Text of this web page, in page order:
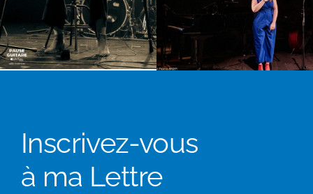
Inscrivez-vous
à ma Lettre